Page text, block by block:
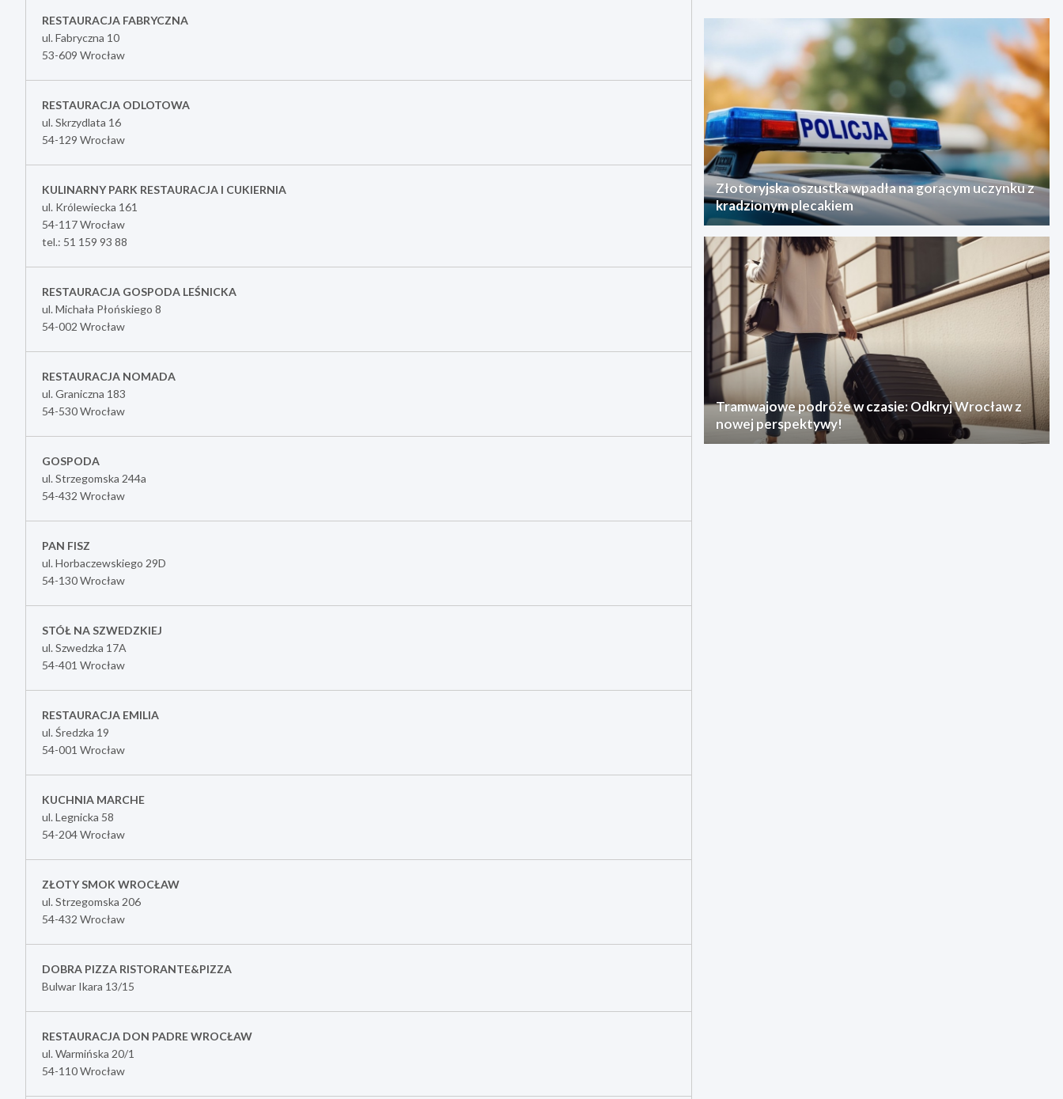
RESTAURACJA FABRYCZNA
ul. Fabryczna 10
53-609 Wrocław
RESTAURACJA ODLOTOWA
ul. Skrzydlata 16
54-129 Wrocław
KULINARNY PARK RESTAURACJA I CUKIERNIA
ul. Królewiecka 161
54-117 Wrocław
tel.: 51 159 93 88
RESTAURACJA GOSPODA LEŚNICKA
ul. Michała Płońskiego 8
54-002 Wrocław
RESTAURACJA NOMADA
ul. Graniczna 183
54-530 Wrocław
GOSPODA
ul. Strzegomska 244a
54-432 Wrocław
PAN FISZ
ul. Horbaczewskiego 29D
54-130 Wrocław
STÓŁ NA SZWEDZKIEJ
ul. Szwedzka 17A
54-401 Wrocław
RESTAURACJA EMILIA
ul. Średzka 19
54-001 Wrocław
KUCHNIA MARCHE
ul. Legnicka 58
54-204 Wrocław
ZŁOTY SMOK WROCŁAW
ul. Strzegomska 206
54-432 Wrocław
DOBRA PIZZA RISTORANTE&PIZZA
Bulwar Ikara 13/15
RESTAURACJA DON PADRE WROCŁAW
ul. Warmińska 20/1
54-110 Wrocław
Złotoryjska oszustka wpadła na gorącym uczynku z
kradzionym plecakiem
Tramwajowe podróże w czasie: Odkryj Wrocław z
nowej perspektywy!